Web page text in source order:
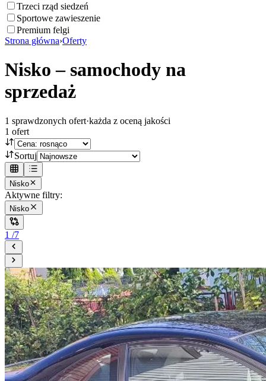
Trzeci rząd siedzeń
Sportowe zawieszenie
Premium felgi
Strona główna›Oferty
Nisko – samochody na
sprzedaż
1 sprawdzonych ofert·każda z oceną jakości
1 ofert
Sortuj
Nisko
Aktywne filtry:
Nisko
1 /7